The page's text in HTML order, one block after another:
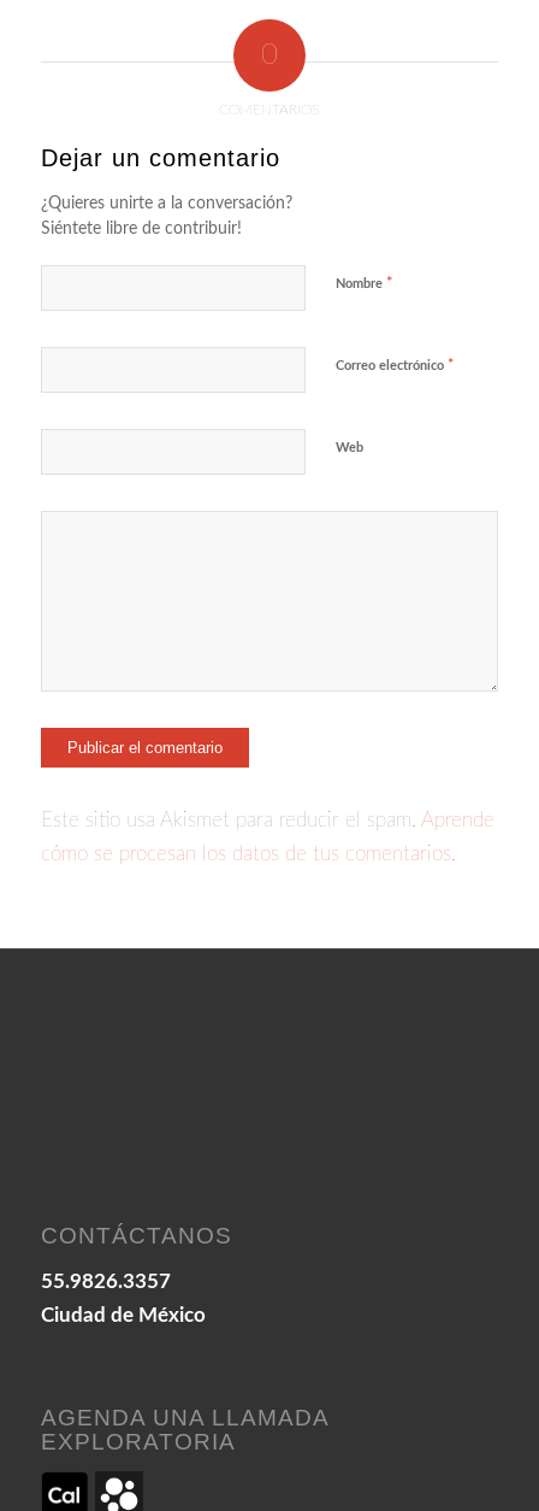
0
COMENTARIOS
Dejar un comentario
¿Quieres unirte a la conversación?
Siéntete libre de contribuir!
Nombre *
Correo electrónico *
Web
Este sitio usa Akismet para reducir el spam. Aprende
cómo se procesan los datos de tus comentarios.
CONTÁCTANOS
55.9826.3357
Ciudad de México
AGENDA UNA LLAMADA
EXPLORATORIA